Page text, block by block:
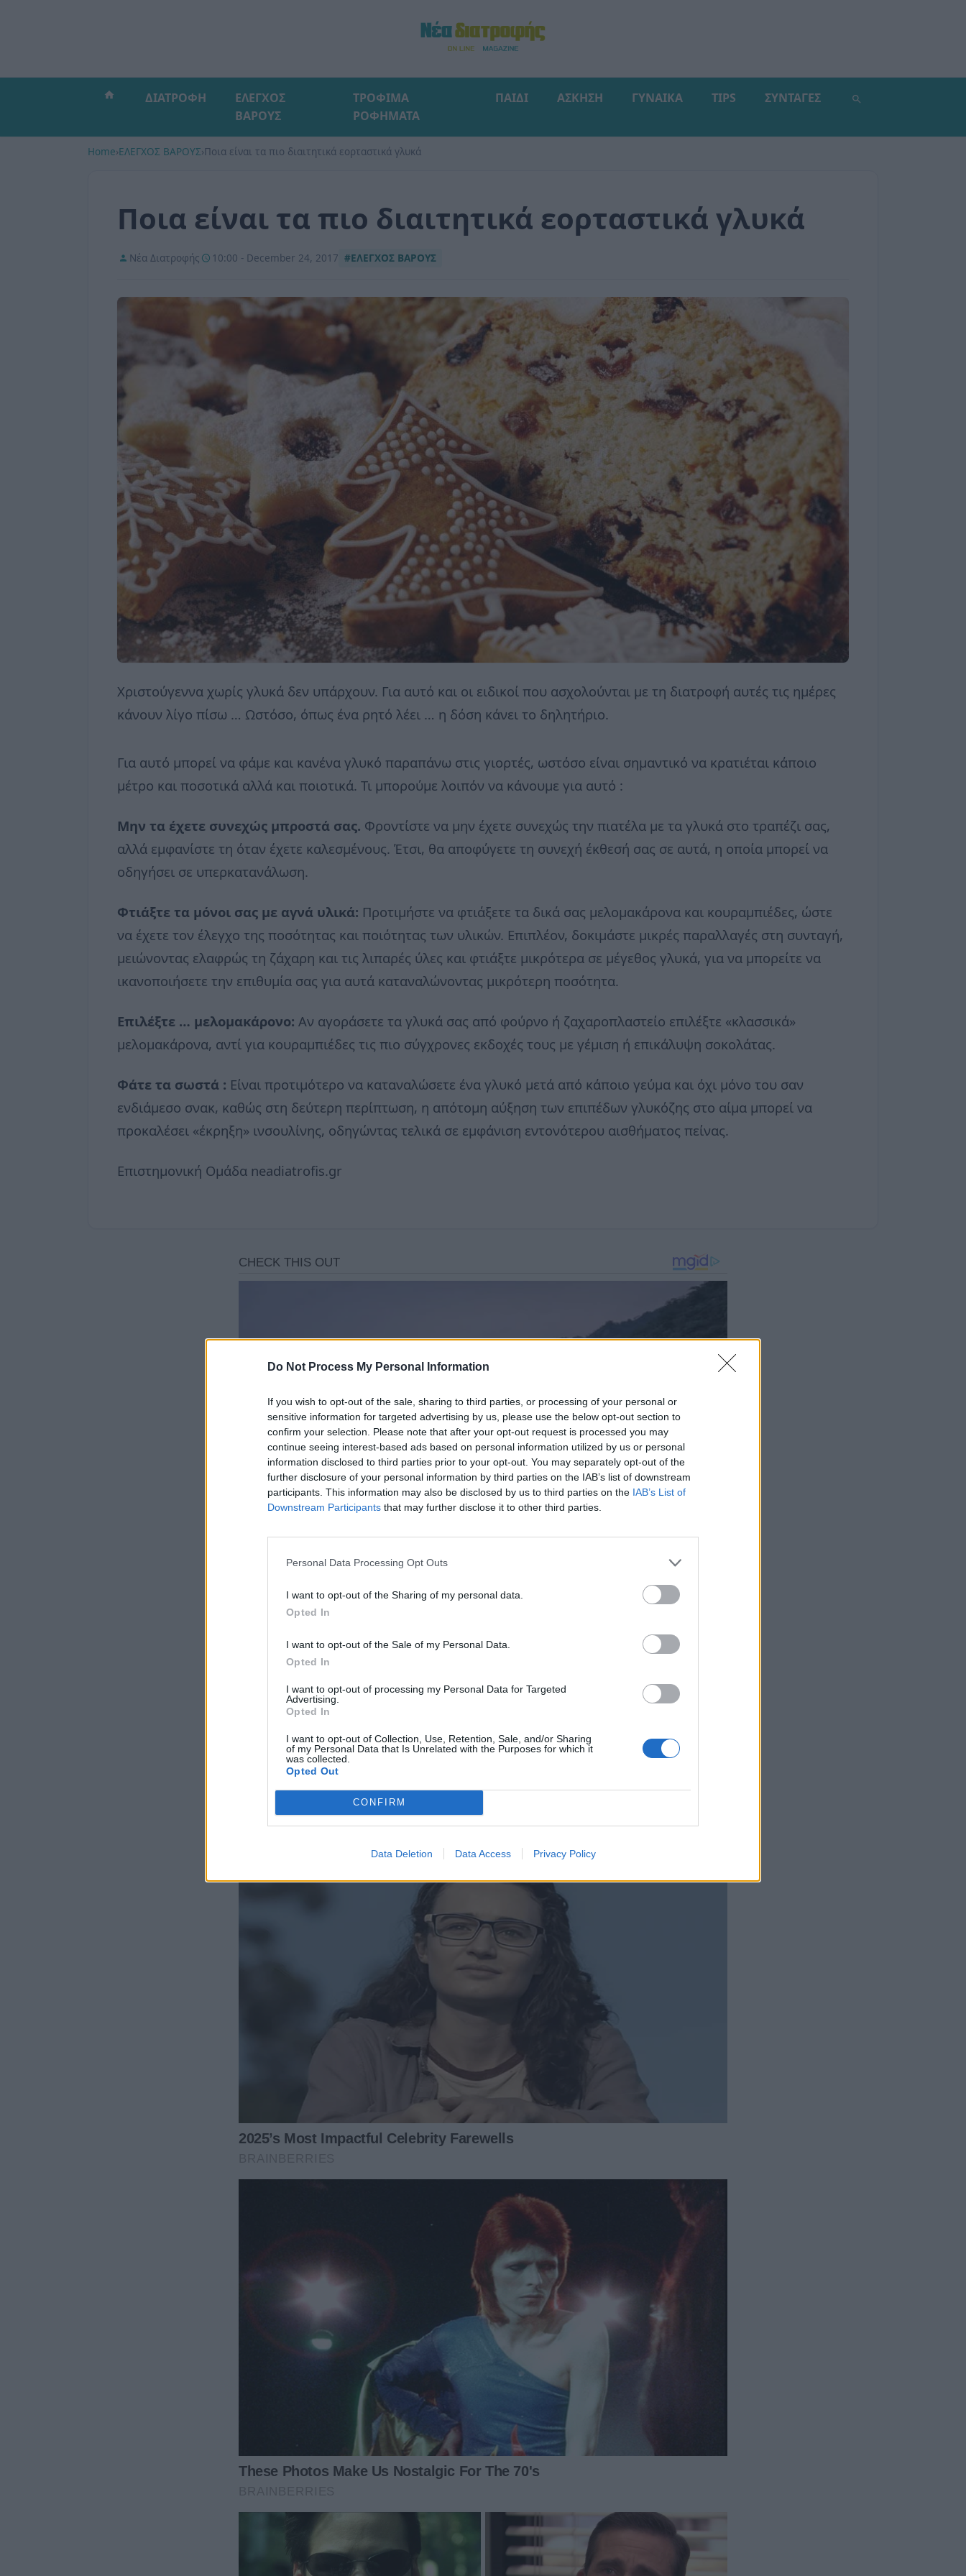
Do Not Process My Personal Information
If you wish to opt-out of the sale, sharing to third parties, or processing of your personal or
sensitive information for targeted advertising by us, please use the below opt-out section to
confirm your selection. Please note that after your opt-out request is processed you may
continue seeing interest-based ads based on personal information utilized by us or personal
information disclosed to third parties prior to your opt-out. You may separately opt-out of the
further disclosure of your personal information by third parties on the IAB’s list of downstream
participants. This information may also be disclosed by us to third parties on the IAB’s List of
Downstream Participants that may further disclose it to other third parties.
Personal Data Processing Opt Outs
I want to opt-out of the Sharing of my personal data.
Opted In
I want to opt-out of the Sale of my Personal Data.
Opted In
I want to opt-out of processing my Personal Data for Targeted
Advertising.
Opted In
I want to opt-out of Collection, Use, Retention, Sale, and/or Sharing
of my Personal Data that Is Unrelated with the Purposes for which it
was collected.
Opted Out
CONFIRM
Data Deletion Data Access Privacy Policy
ΔΙΑΤΡΟΦΗ
ΕΛΕΓΧΟΣ
ΒΑΡΟΥΣ
ΤΡΟΦΙΜΑ
ΡΟΦΗΜΑΤΑ
ΠΑΙΔΙ ΑΣΚΗΣΗ ΓΥΝΑΙΚΑ TIPS ΣΥΝΤΑΓΕΣ
Home›ΕΛΕΓΧΟΣ ΒΑΡΟΥΣ›Ποια είναι τα πιο διαιτητικά εορταστικά γλυκά
Ποια είναι τα πιο διαιτητικά εορταστικά γλυκά
Νέα Διατροφής 10:00 - December 24, 2017 #ΕΛΕΓΧΟΣ ΒΑΡΟΥΣ
Χριστούγεννα χωρίς γλυκά δεν υπάρχουν. Για αυτό και οι ειδικοί που ασχολούνται με τη διατροφή αυτές τις ημέρες
κάνουν λίγο πίσω … Ωστόσο, όπως ένα ρητό λέει … η δόση κάνει το δηλητήριο.
Για αυτό μπορεί να φάμε και κανένα γλυκό παραπάνω στις γιορτές, ωστόσο είναι σημαντικό να κρατιέται κάποιο
μέτρο και ποσοτικά αλλά και ποιοτικά. Τι μπορούμε λοιπόν να κάνουμε για αυτό :
Μην τα έχετε συνεχώς μπροστά σας. Φροντίστε να μην έχετε συνεχώς την πιατέλα με τα γλυκά στο τραπέζι σας,
αλλά εμφανίστε τη όταν έχετε καλεσμένους. Έτσι, θα αποφύγετε τη συνεχή έκθεσή σας σε αυτά, η οποία μπορεί να
οδηγήσει σε υπερκατανάλωση.
Φτιάξτε τα μόνοι σας με αγνά υλικά: Προτιμήστε να φτιάξετε τα δικά σας μελομακάρονα και κουραμπιέδες, ώστε
να έχετε τον έλεγχο της ποσότητας και ποιότητας των υλικών. Επιπλέον, δοκιμάστε μικρές παραλλαγές στη συνταγή,
μειώνοντας ελαφρώς τη ζάχαρη και τις λιπαρές ύλες και φτιάξτε μικρότερα σε μέγεθος γλυκά, για να μπορείτε να
ικανοποιήσετε την επιθυμία σας για αυτά καταναλώνοντας μικρότερη ποσότητα.
Επιλέξτε … μελομακάρονο: Αν αγοράσετε τα γλυκά σας από φούρνο ή ζαχαροπλαστείο επιλέξτε «κλασσικά»
μελομακάρονα, αντί για κουραμπιέδες τις πιο σύγχρονες εκδοχές τους με γέμιση ή επικάλυψη σοκολάτας.
Φάτε τα σωστά : Είναι προτιμότερο να καταναλώσετε ένα γλυκό μετά από κάποιο γεύμα και όχι μόνο του σαν
ενδιάμεσο σνακ, καθώς στη δεύτερη περίπτωση, η απότομη αύξηση των επιπέδων γλυκόζης στο αίμα μπορεί να
προκαλέσει «έκρηξη» ινσουλίνης, οδηγώντας τελικά σε εμφάνιση εντονότερου αισθήματος πείνας.
Επιστημονική Ομάδα neadiatrofis.gr